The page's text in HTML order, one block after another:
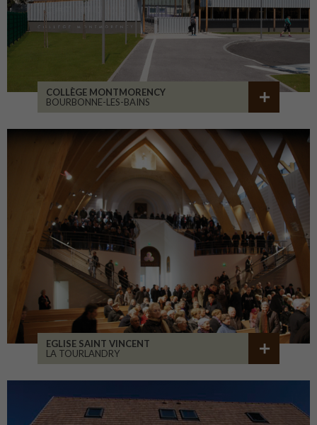
COLLÈGE MONTMORENCY
BOURBONNE-LES-BAINS
EGLISE SAINT VINCENT
LA TOURLANDRY